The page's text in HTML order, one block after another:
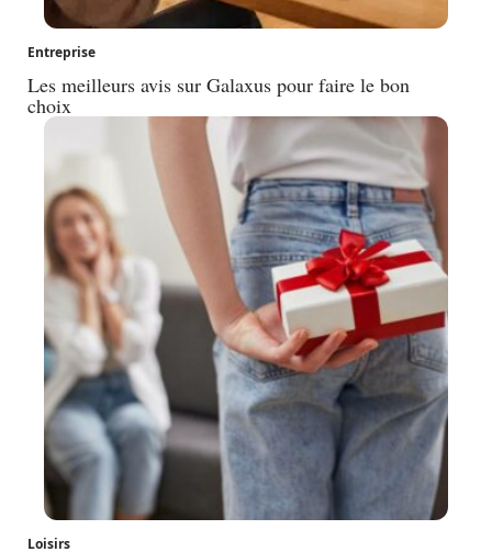
Entreprise
Les meilleurs avis sur Galaxus pour faire le bon
choix
Loisirs